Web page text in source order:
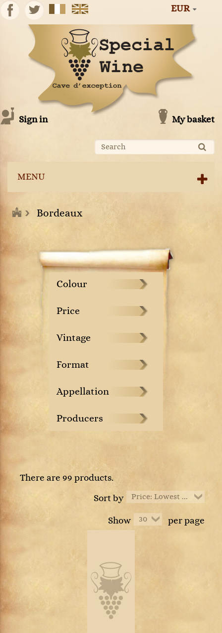
EUR
My basket
Sign in
MENU
Bordeaux
Colour
Price
Vintage
Format
Appellation
Producers
There are 99 products.
Sort by
Price: Lowest first
Show 30 per page